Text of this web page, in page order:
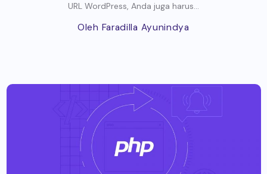
URL WordPress, Anda juga harus...
Oleh Faradilla Ayunindya